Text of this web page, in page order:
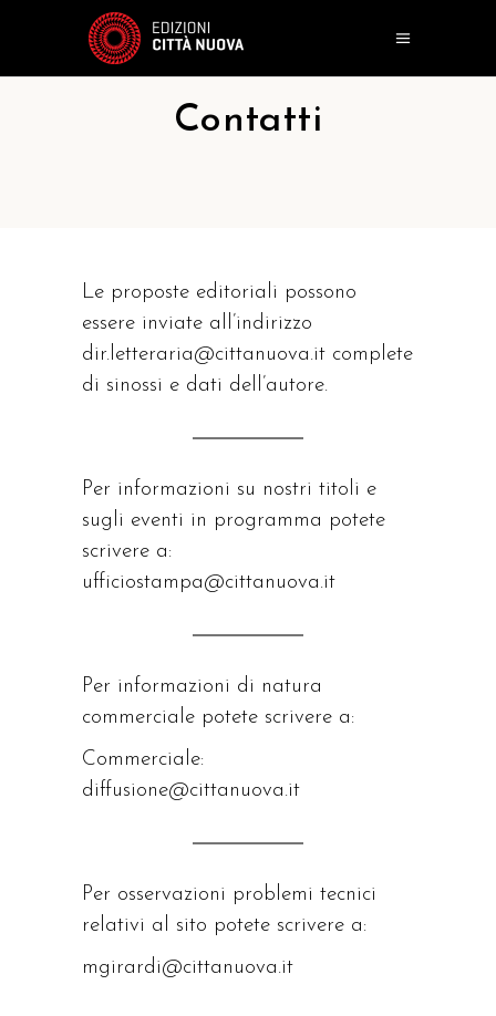
Contatti
Le proposte editoriali possono
essere inviate all’indirizzo
dir.letteraria@cittanuova.it complete
di sinossi e dati dell’autore.
Per informazioni su nostri titoli e
sugli eventi in programma potete
scrivere a:
ufficiostampa@cittanuova.it
Per informazioni di natura
commerciale potete scrivere a:
Commerciale:
diffusione@cittanuova.it
Per osservazioni problemi tecnici
relativi al sito potete scrivere a:
mgirardi@cittanuova.it